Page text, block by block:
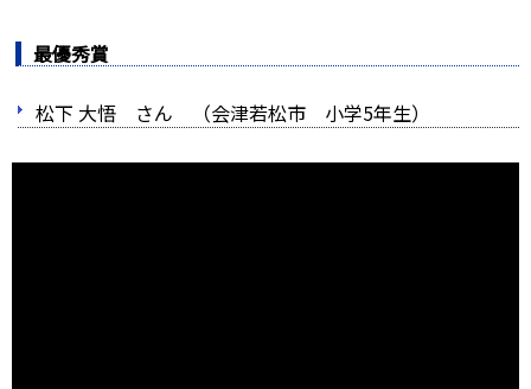
最優秀賞
松下 大悟 さん （会津若松市 小学5年生）